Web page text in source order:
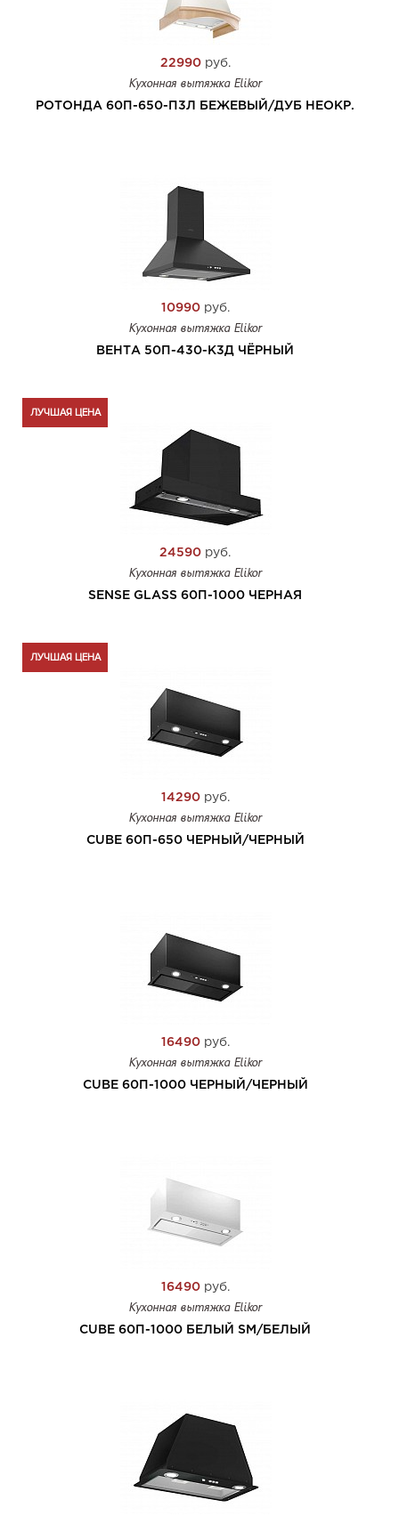
22990руб.
Кухонная вытяжка Elikor
РОТОНДА 60П-650-П3Л БЕЖЕВЫЙ/ДУБ НЕОКР.
10990руб.
Кухонная вытяжка Elikor
ВЕНТА 50П-430-К3Д ЧЁРНЫЙ
24590 руб.
Кухонная вытяжка Elikor
SENSE GLASS 60П-1000 ЧЕРНАЯ
ЛУЧШАЯ ЦЕНА
14290руб.
Кухонная вытяжка Elikor
CUBE 60П-650 ЧЕРНЫЙ/ЧЕРНЫЙ
ЛУЧШАЯ ЦЕНА
16490руб.
Кухонная вытяжка Elikor
CUBE 60П-1000 ЧЕРНЫЙ/ЧЕРНЫЙ
16490руб.
Кухонная вытяжка Elikor
CUBE 60П-1000 БЕЛЫЙ SM/БЕЛЫЙ